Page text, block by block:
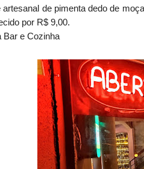
de pimenta dedo de
por R$ 9,00.
Bar e Cozinha